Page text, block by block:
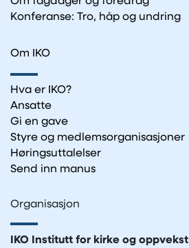
Konferanse: Tro, håp og undring
Om IKO
Hva er IKO?
Ansatte
Gi en gave
Styre og medlemsorganisasjoner
Høringsuttalelser
Send inn manus
Organisasjon
IKO Institutt for kirke og oppvekst